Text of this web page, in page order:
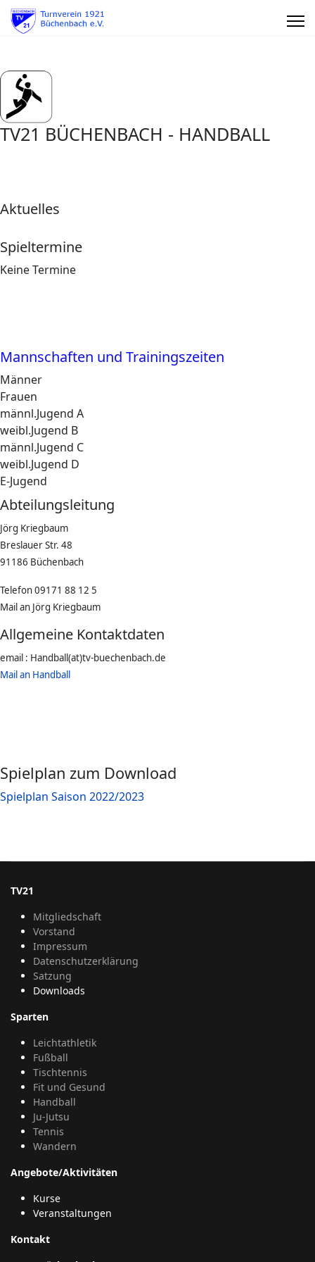
TV21 BÜCHENBACH - HANDBALL
Aktuelles
Spieltermine
Keine Termine
Mannschaften und Trainingszeiten
Männer
Frauen
männl.Jugend A
weibl.Jugend B
männl.Jugend C
weibl.Jugend D
E-Jugend
Abteilungsleitung
Jörg Kriegbaum
Breslauer Str. 48
91186 Büchenbach
Telefon 09171 88 12 5
Mail an Jörg Kriegbaum
Allgemeine Kontaktdaten
email : Handball(at)tv-buechenbach.de
Mail an Handball
Spielplan zum Download
Spielplan Saison 2022/2023
TV21
Mitgliedschaft
Vorstand
Impressum
Datenschutzerklärung
Satzung
Downloads
Sparten
Leichtathletik
Fußball
Tischtennis
Fit und Gesund
Handball
Ju-Jutsu
Tennis
Wandern
Angebote/Aktivitäten
Kurse
Veranstaltungen
Kontakt